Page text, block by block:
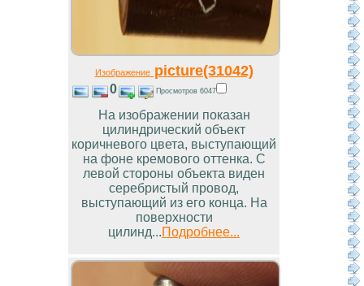
Изображениеpicture(31042)
0 Просмотров 6047
На изображении показан
цилиндрический объект
коричневого цвета, выступающий
на фоне кремового оттенка. С
левой стороны объекта виден
серебристый провод,
выступающий из его конца. На
поверхности
цилинд...Подробнее...